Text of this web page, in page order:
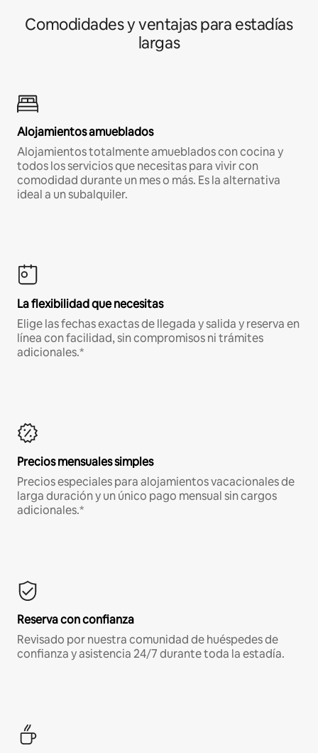
Comodidades y ventajas para estadías
largas
Alojamientos amueblados
Alojamientos totalmente amueblados con cocina y
todos los servicios que necesitas para vivir con
comodidad durante un mes o más. Es la alternativa
ideal a un subalquiler.
La flexibilidad que necesitas
Elige las fechas exactas de llegada y salida y reserva en
línea con facilidad, sin compromisos ni trámites
adicionales.*
Precios mensuales simples
Precios especiales para alojamientos vacacionales de
larga duración y un único pago mensual sin cargos
adicionales.*
Reserva con confianza
Revisado por nuestra comunidad de huéspedes de
confianza y asistencia 24/7 durante toda la estadía.